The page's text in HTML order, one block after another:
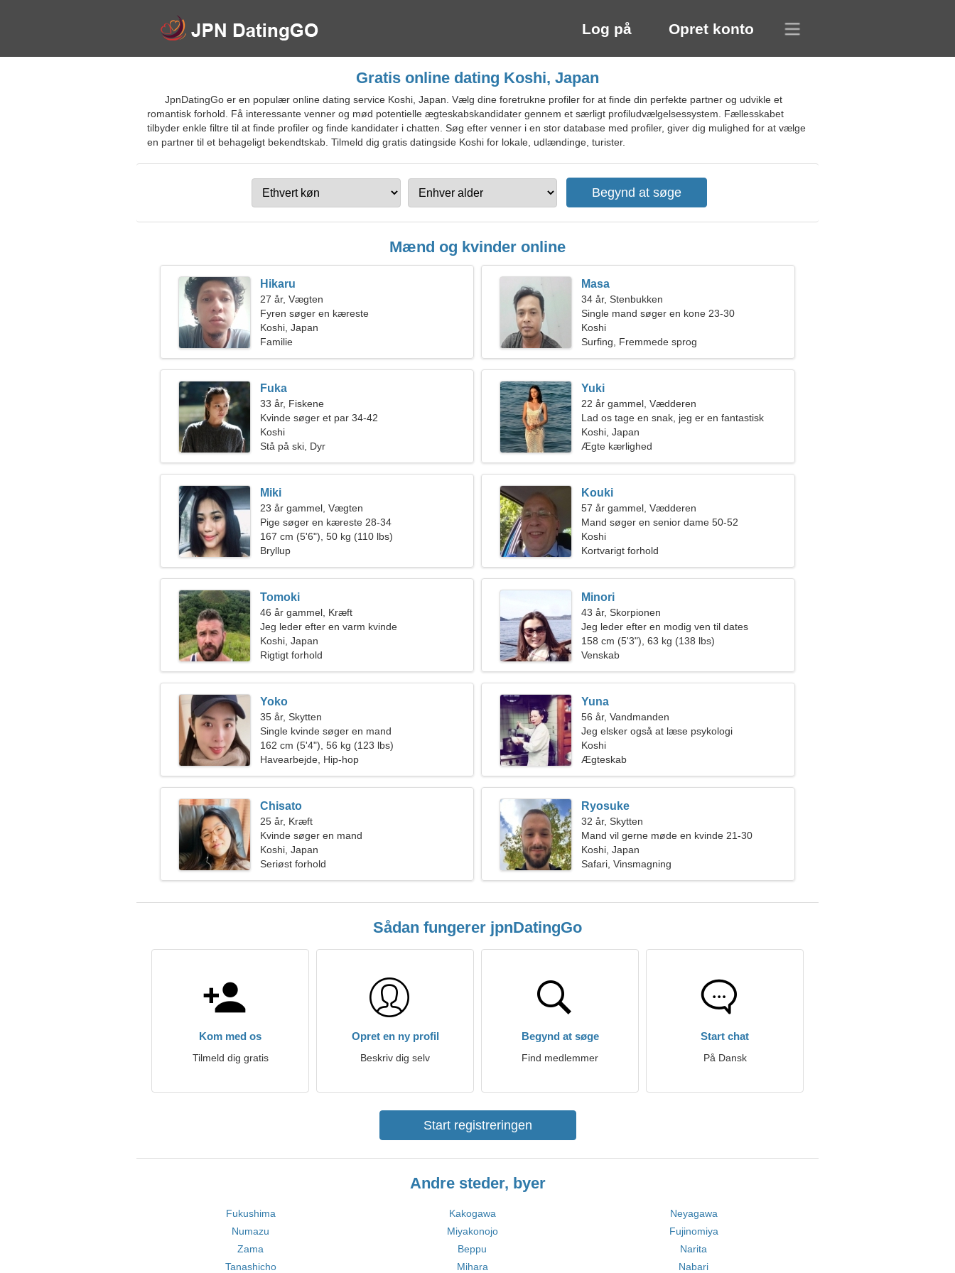
Log på Opret konto
Gratis online dating Koshi, Japan
JpnDatingGo er en populær online dating service Koshi, Japan. Vælg dine foretrukne profiler for at finde din perfekte partner og udvikle et
romantisk forhold. Få interessante venner og mød potentielle ægteskabskandidater gennem et særligt profiludvælgelsessystem. Fællesskabet
tilbyder enkle filtre til at finde profiler og finde kandidater i chatten. Søg efter venner i en stor database med profiler, giver dig mulighed for at vælge
en partner til et behageligt bekendtskab. Tilmeld dig gratis datingside Koshi for lokale, udlændinge, turister.
Mænd og kvinder online
Hikaru
27 år, Vægten
Fyren søger en kæreste
Koshi, Japan
Familie
Masa
34 år, Stenbukken
Single mand søger en kone 23-30
Koshi
Surfing, Fremmede sprog
Fuka
33 år, Fiskene
Kvinde søger et par 34-42
Koshi
Stå på ski, Dyr
Yuki
22 år gammel, Vædderen
Lad os tage en snak, jeg er en fantastisk
kvinde
Koshi, Japan
Ægte kærlighed
Miki
23 år gammel, Vægten
Pige søger en kæreste 28-34
167 cm (5'6"), 50 kg (110 lbs)
Bryllup
Kouki
57 år gammel, Vædderen
Mand søger en senior dame 50-52
Koshi
Kortvarigt forhold
Tomoki
46 år gammel, Kræft
Jeg leder efter en varm kvinde
Koshi, Japan
Rigtigt forhold
Minori
43 år, Skorpionen
Jeg leder efter en modig ven til dates
158 cm (5'3"), 63 kg (138 lbs)
Venskab
Yoko
35 år, Skytten
Single kvinde søger en mand
162 cm (5'4"), 56 kg (123 lbs)
Havearbejde, Hip-hop
Yuna
56 år, Vandmanden
Jeg elsker også at læse psykologi
Koshi
Ægteskab
Chisato
25 år, Kræft
Kvinde søger en mand
Koshi, Japan
Seriøst forhold
Ryosuke
32 år, Skytten
Mand vil gerne møde en kvinde 21-30
Koshi, Japan
Safari, Vinsmagning
Sådan fungerer jpnDatingGo
Kom med os
Tilmeld dig gratis
Opret en ny profil
Beskriv dig selv
Begynd at søge
Find medlemmer
Start chat
På Dansk
Start registreringen
Andre steder, byer
Fukushima Kakogawa
Neyagawa
Numazu
Miyakonojo
Fujinomiya
Zama
Beppu
Narita
Tanashicho
Mihara Nabari